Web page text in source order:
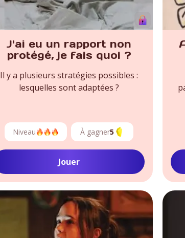
J'ai eu un rapport non
protégé, je fais quoi ?
Il y a plusieurs stratégies possibles :
lesquelles sont adaptées ?
Niveau À gagner5
Jouer